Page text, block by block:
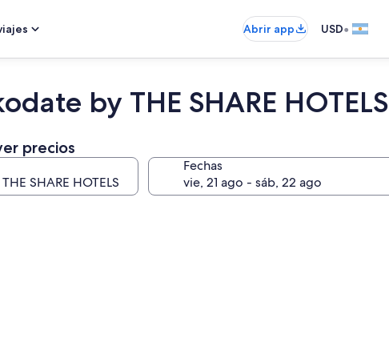
Abrir app USD•
by THE SHARE HOTELS
precios
Fechas